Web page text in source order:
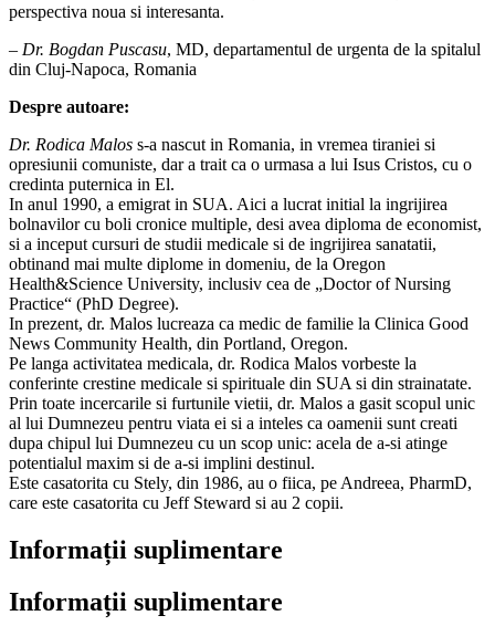
perspectiva noua si interesanta.
– Dr. Bogdan Puscasu, MD, departamentul de urgenta de la spitalul
din Cluj-Napoca, Romania
Despre autoare:
Dr. Rodica Malos s-a nascut in Romania, in vremea tiraniei si
opresiunii comuniste, dar a trait ca o urmasa a lui Isus Cristos, cu o
credinta puternica in El.
In anul 1990, a emigrat in SUA. Aici a lucrat initial la ingrijirea
bolnavilor cu boli cronice multiple, desi avea diploma de economist,
si a inceput cursuri de studii medicale si de ingrijirea sanatatii,
obtinand mai multe diplome in domeniu, de la Oregon
Health&Science University, inclusiv cea de „Doctor of Nursing
Practice“ (PhD Degree).
In prezent, dr. Malos lucreaza ca medic de familie la Clinica Good
News Community Health, din Portland, Oregon.
Pe langa activitatea medicala, dr. Rodica Malos vorbeste la
conferinte crestine medicale si spirituale din SUA si din strainatate.
Prin toate incercarile si furtunile vietii, dr. Malos a gasit scopul unic
al lui Dumnezeu pentru viata ei si a inteles ca oamenii sunt creati
dupa chipul lui Dumnezeu cu un scop unic: acela de a-si atinge
potentialul maxim si de a-si implini destinul.
Este casatorita cu Stely, din 1986, au o fiica, pe Andreea, PharmD,
care este casatorita cu Jeff Steward si au 2 copii.
Informații suplimentare
Informații suplimentare